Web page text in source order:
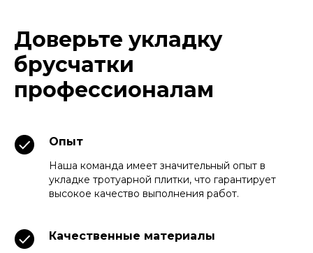
Доверьте укладку
брусчатки
профессионалам
Опыт
Наша команда имеет значительный опыт в
укладке тротуарной плитки, что гарантирует
высокое качество выполнения работ.
Качественные материалы